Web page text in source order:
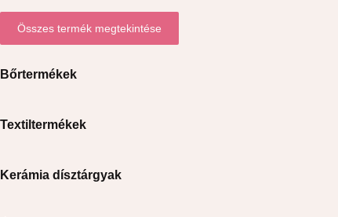
Összes termék megtekintése
Bőrtermékek
Textiltermékek
Kerámia dísztárgyak